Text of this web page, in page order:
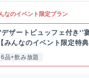
なのイベント限定プラン
デザートビュッフェ付き‘’
【みんなのイベント限定特
6品+飲み放題